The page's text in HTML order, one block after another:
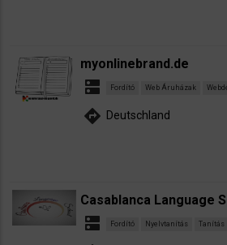
myonlinebrand.de
dns Fordító Web Áruházak
directions Deutschland
Casablanca Language
dns Fordító Nyelvtanítás Tanítás